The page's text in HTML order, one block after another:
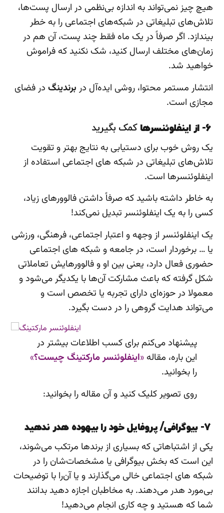
هیچ چیز نمی‌تواند به اندازه بی‌نظمی در ارسال پست‌ها،
تلاش‌های تبلیغاتی در شبکه‌های اجتماعی را به خطر
بیندازد. اگر صرفاً در یک ماه فقط چند پست، آن هم در
زمان‌های مختلف ارسال کنید، شک نکنید که فراموش
خواهید شد.
انتشار مستمر محتوا، روشی ایده‌آل در برندینگدر فضای
مجازی است.
6- از اینفلوئنسرها کمک بگیرید
یک روش خوب برای دستیابی به نتایج بهتر و تقویت
تلاش‌های تبلیغاتی در شبکه های اجتماعی استفاده از
اینفلوئنسرها است.
به خاطر داشته باشید که صرفاً داشتن فالوورهای زیاد،
کسی را به یک اینفلوئنسر تبدیل نمی‌کند!
یک اینفلوئنسر از وجهه و اعتبار اجتماعی، فرهنگی، ورزشی
یا … برخوردار است، در جامعه و شبکه های اجتماعی
حضوری فعال دارد، یعنی بین او و فالوورهایش تعاملاتی
شکل گرفته که باعث مشارکت آن‌ها با یکدیگر می‌شود و
معمولا در حوزه‌ای دارای تجربه یا تخصص است و
می‌تواند هدایت گروهی را در دست بگیرد.
پیشنهاد می‌کنم برای کسب اطلاعات بیشتر در
این باره، مقاله «اینفلوئنسر مارکتینگ چیست؟»
را بخوانید.
روی تصویر کلیک کنید و آن مقاله را بخوانید:
یکی از اشتباهاتی که بسیاری از برندها مرتکب می‌شوند،
این است که بخش بیوگرافی یا مشخصات‌شان را در
شبکه های اجتماعی خالی می‌گذارند و یا آن‌را با توضیحات
بی‌مورد هدر می‌دهند. به مخاطبان اجازه دهید بدانند
شما که هستید و چه کاری انجام می‌دهید!